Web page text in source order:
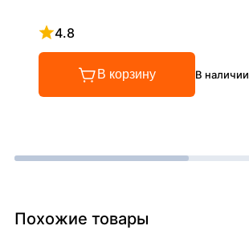
4.8
Рейтинг 4.8 из 5
В корзину В наличии
Похожие товары